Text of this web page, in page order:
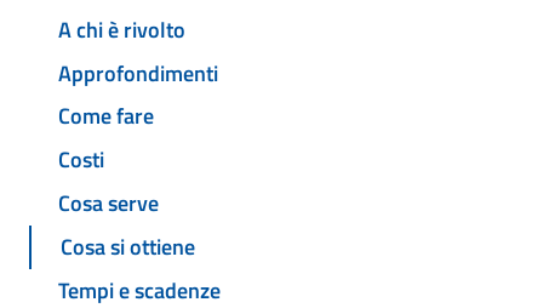
A chi è rivolto
Approfondimenti
Come fare
Costi
Cosa serve
Cosa si ottiene
Tempi e scadenze